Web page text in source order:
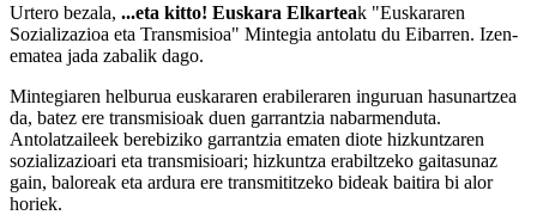
Urtero bezala, ...eta kitto! Euskara Elkarteak "Euskararen
Sozializazioa eta Transmisioa" Mintegia antolatu du Eibarren. Izen-
ematea jada zabalik dago.
Mintegiaren helburua euskararen erabileraren inguruan hasunartzea
da, batez ere transmisioak duen garrantzia nabarmenduta.
Antolatzaileek berebiziko garrantzia ematen diote hizkuntzaren
sozializazioari eta transmisioari; hizkuntza erabiltzeko gaitasunaz
gain, baloreak eta ardura ere transmititzeko bideak baitira bi alor
horiek.